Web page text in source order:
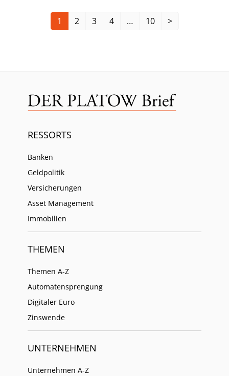
1 2 3 4 … 10 >
RESSORTS
Banken
Geldpolitik
Versicherungen
Asset Management
Immobilien
THEMEN
Themen A-Z
Automatensprengung
Digitaler Euro
Zinswende
UNTERNEHMEN
Unternehmen A-Z